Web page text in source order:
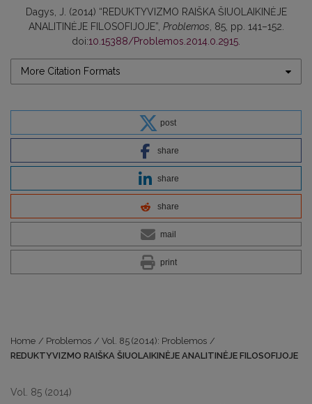
Dagys, J. (2014) “REDUKTYVIZMO RAIŠKA ŠIUOLAIKINĖJE
ANALITINĖJE FILOSOFIJOJE”, Problemos , 85, pp. 141–152.
doi:10.15388/Problemos.2014.0.2915
More Citation Formats
post
share
share
share
mail
print
Home / Problemos / Vol. 85 (2014): Problemos /
REDUKTYVIZMO RAIŠKA ŠIUOLAIKINĖJE ANALITINĖJE FILOSOFIJOJE
Vol. 85 (2014)